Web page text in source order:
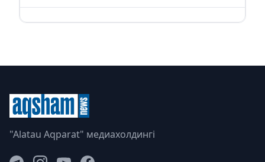
"Alatau Aqparat" медиахолдингі